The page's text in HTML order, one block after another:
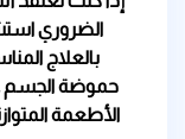
الضروري
بالعلاج
حموضة الجسم
الأطعمة